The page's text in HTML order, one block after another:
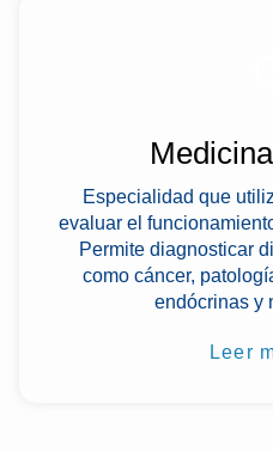
Especialidad que
evaluar el
Permite diagnosticar
como cáncer,
endócrinas y
Leer